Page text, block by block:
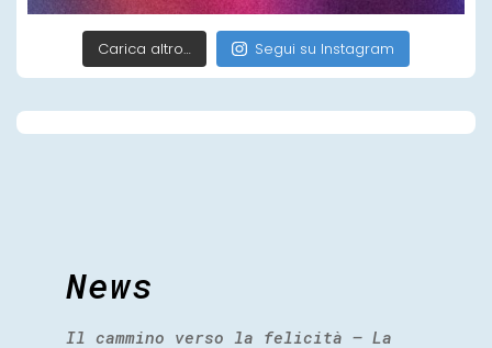
Carica altro… Segui su Instagram
News
Il cammino verso la felicità – La